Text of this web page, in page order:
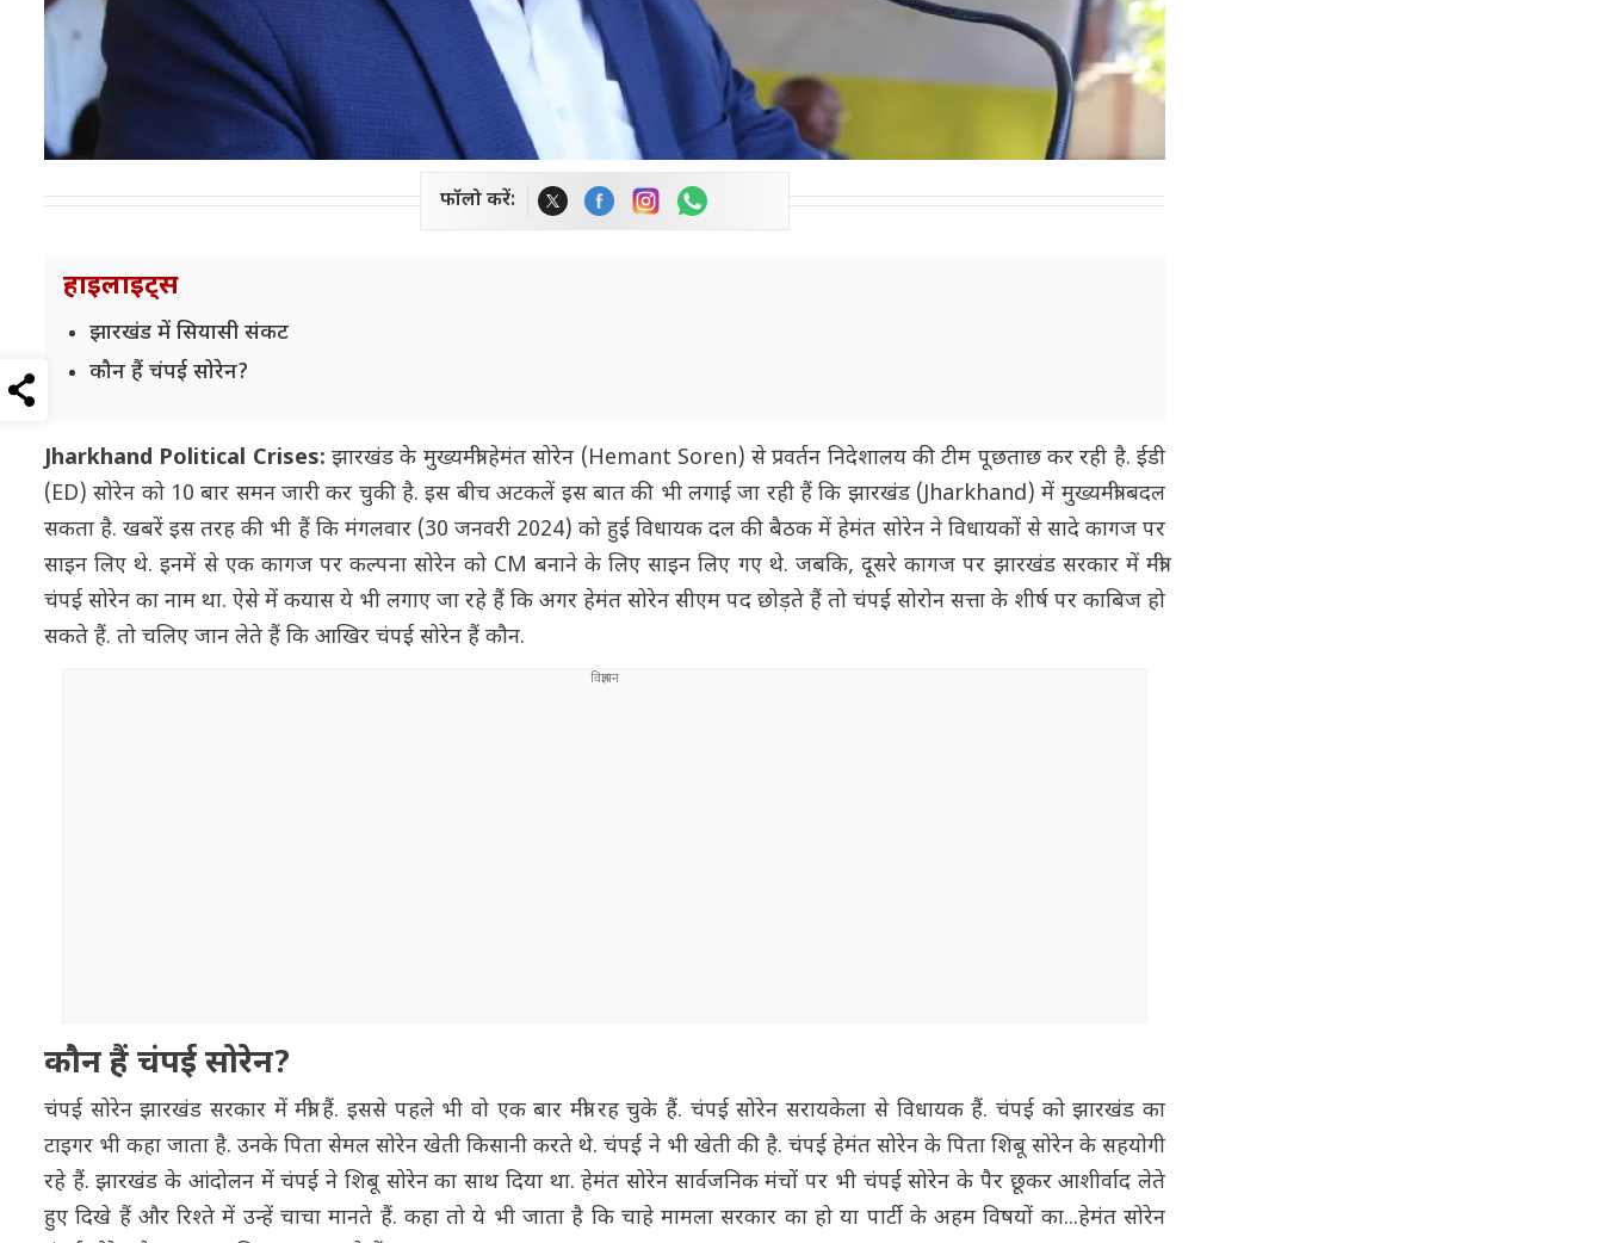
फॉलो करें:
हाइलाइट्स
झारखंड में सियासी संकट
कौन हैं चंपई सोरेन?
Jharkhand Political Crises: झारखंड के मुख्यमंत्री हेमंत सोरेन (Hemant Soren) से प्रवर्तन निदेशालय की टीम पूछताछ कर रही है. ईडी
(ED) सोरेन को 10 बार समन जारी कर चुकी है. इस बीच अटकलें इस बात की भी लगाई जा रही हैं कि झारखंड (Jharkhand) में मुख्यमंत्री बदल
सकता है. खबरें इस तरह की भी हैं कि मंगलवार (30 जनवरी 2024) को हुई विधायक दल की बैठक में हेमंत सोरेन ने विधायकों से सादे कागज पर
साइन लिए थे. इनमें से एक कागज पर कल्पना सोरेन को CM बनाने के लिए साइन लिए गए थे. जबकि, दूसरे कागज पर झारखंड सरकार में मंत्री
चंपई सोरेन का नाम था. ऐसे में कयास ये भी लगाए जा रहे हैं कि अगर हेमंत सोरेन सीएम पद छोड़ते हैं तो चंपई सोरोन सत्ता के शीर्ष पर काबिज हो
सकते हैं. तो चलिए जान लेते हैं कि आखिर चंपई सोरेन हैं कौन.
कौन हैं चंपई सोरेन?
चंपई सोरेन झारखंड सरकार में मंत्री हैं. इससे पहले भी वो एक बार मंत्री रह चुके हैं. चंपई सोरेन सरायकेला से विधायक हैं. चंपई को झारखंड का
टाइगर भी कहा जाता है. उनके पिता सेमल सोरेन खेती किसानी करते थे. चंपई ने भी खेती की है. चंपई हेमंत सोरेन के पिता शिबू सोरेन के सहयोगी
रहे हैं. झारखंड के आंदोलन में चंपई ने शिबू सोरेन का साथ दिया था. हेमंत सोरेन सार्वजनिक मंचों पर भी चंपई सोरेन के पैर छूकर आशीर्वाद लेते
हुए दिखे हैं और रिश्ते में उन्हें चाचा मानते हैं. कहा तो ये भी जाता है कि चाहे मामला सरकार का हो या पार्टी के अहम विषयों का...हेमंत सोरेन